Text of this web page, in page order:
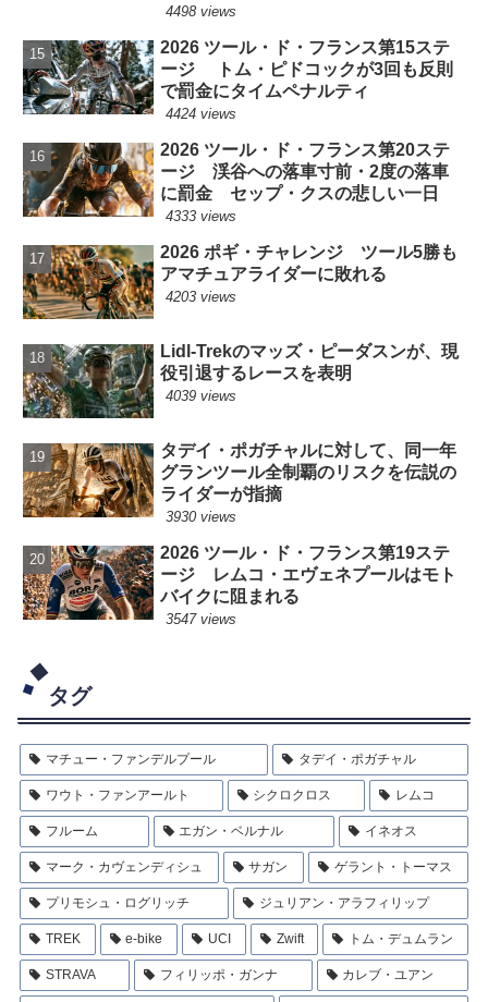
4498 views
2026 ツール・ド・フランス第15ステ
ージ トム・ピドコックが3回も反則
で罰金にタイムペナルティ
4424 views
2026 ツール・ド・フランス第20ステ
ージ 渓谷への落車寸前・2度の落車
に罰金 セップ・クスの悲しい一日
4333 views
2026 ポギ・チャレンジ ツール5勝も
アマチュアライダーに敗れる
4203 views
Lidl-Trekのマッズ・ピーダスンが、現
役引退するレースを表明
4039 views
タデイ・ポガチャルに対して、同一年
グランツール全制覇のリスクを伝説の
ライダーが指摘
3930 views
2026 ツール・ド・フランス第19ステ
ージ レムコ・エヴェネプールはモト
バイクに阻まれる
3547 views
タグ
マチュー・ファンデルプール タデイ・ポガチャル
ワウト・ファンアールト シクロクロス レムコ
フルーム エガン・ベルナル イネオス
マーク・カヴェンディシュ サガン ゲラント・トーマス
プリモシュ・ログリッチ ジュリアン・アラフィリップ
TREK e-bike UCI Zwift トム・デュムラン
STRAVA フィリッポ・ガンナ カレブ・ユアン